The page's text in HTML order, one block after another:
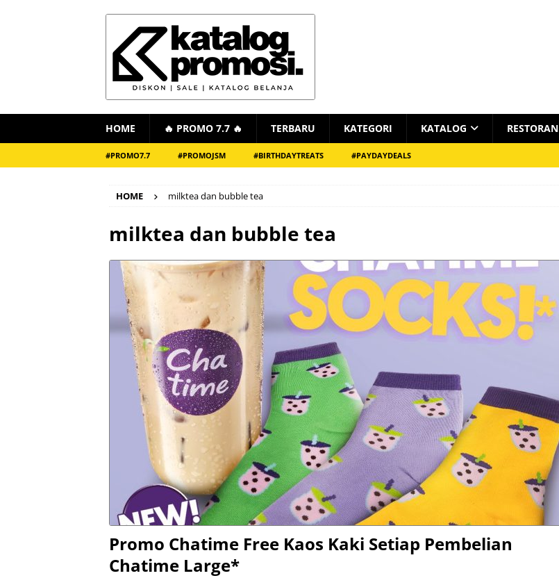
HOME 🔥 PROMO 7.7 🔥 TERBARU KATEGORI KATALOG RESTORAN
#PROMO7.7 #PROMOJSM #BIRTHDAYTREATS #PAYDAYDEALS
HOME milktea dan bubble tea
milktea dan bubble tea
Promo Chatime Free Kaos Kaki Setiap Pembelian
Chatime Large*